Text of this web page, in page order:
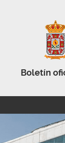
Boletín